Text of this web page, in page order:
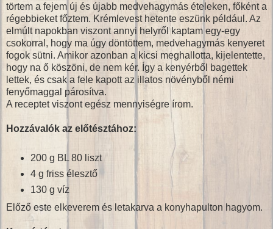
törtem a fejem új és újabb medvehagymás ételeken, főként a
régebbieket főztem. Krémlevest hetente eszünk például. Az
elmúlt napokban viszont annyi helyről kaptam egy-egy
csokorral, hogy ma úgy döntöttem, medvehagymás kenyeret
fogok sütni. Amikor azonban a kicsi meghallotta, kijelentette,
hogy na ő köszöni, de nem kér. Így a kenyérből bagettek
lettek, és csak a fele kapott az illatos növényből némi
fenyőmaggal párosítva.
A receptet viszont egész mennyiségre írom.
Hozzávalók az előtésztához:
200 g BL 80 liszt
4 g friss élesztő
130 g víz
Előző este elkeverem és letakarva a konyhapulton hagyom.